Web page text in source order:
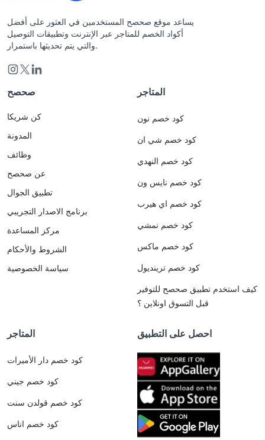
يساعد موقع صحصح المستخدمين في العثور على أفضل
أكواد الخصم للمتاجر عبر الإنترنت وتطبيقات التوصيل
والتي يتم تحديثها باستمرار.
صحصح
كن شريكا
المدونة
وظائف
عن صحصح
تطبيق الجوال
برنامج الاصدار التجريبي
مركز المساعدة
الشروط والأحكام
سياسة الخصوصية
المتاجر
كود خصم نون
كود خصم شي ان
كود خصم النهدي
كود خصم نايس ون
كود خصم اي هيرب
كود خصم نمشي
كود خصم ماكس
كود خصم ترينديول
كيف استخدم تطبيق صحصح للتوفير
قبل التسوق اونلاين ؟
المتاجر
كود خصم دار الأميرات
كود خصم جيني
كود خصم قولدن سنت
كود خصم اناس
احصل على التطبيق